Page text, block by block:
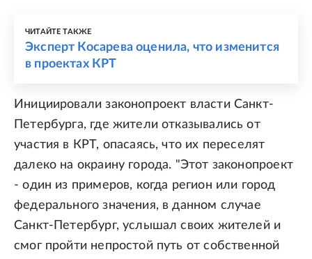
ЧИТАЙТЕ ТАКЖЕ
Эксперт Косарева оценила, что изменится
в проектах КРТ
Инициировали законопроект власти Санкт-
Петербурга, где жители отказывались от
участия в КРТ, опасаясь, что их переселят
далеко на окраину города. "Этот законопроект
- один из примеров, когда регион или город
федерального значения, в данном случае
Санкт-Петербург, услышал своих жителей и
смог пройти непростой путь от собственной